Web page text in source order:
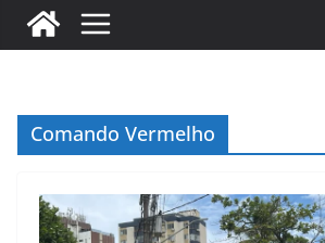
Comando Vermelho